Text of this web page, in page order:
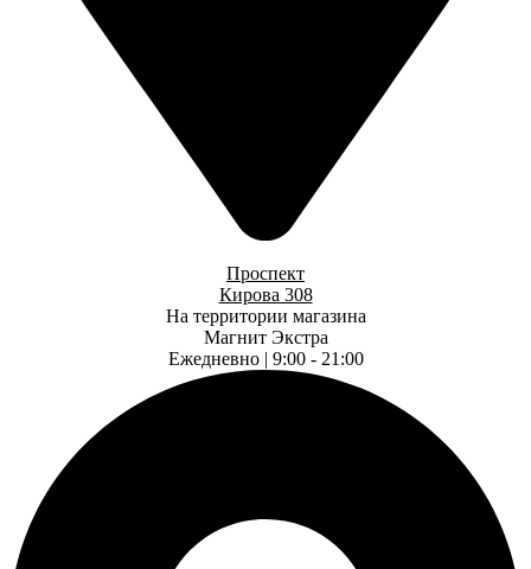
Проспект
Кирова 308
На территории магазина
Магнит Экстра
Ежедневно | 9:00 - 21:00